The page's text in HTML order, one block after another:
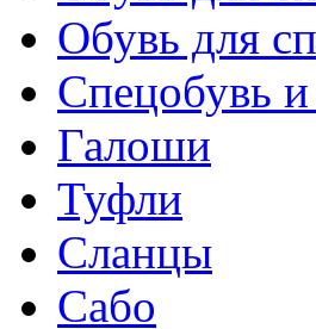
Обувь для
Спецобувь
Галоши
Туфли
Сланцы
Сабо